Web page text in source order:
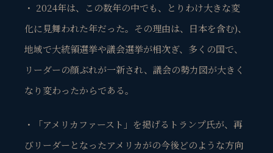
・ 2024年は、この数年の中でも、とりわけ大きな変
化に見舞われた年だった。その理由は、日本を含む)、
地域で大統領選挙や議会選挙が相次ぎ、多くの国で、
リーダーの顔ぶれが一新され、議会の勢力図が大きく
なり変わったからである。
・「アメリカファースト」を掲げるトランプ氏が、再
びリーダーとなったアメリカがの今後どのような方向